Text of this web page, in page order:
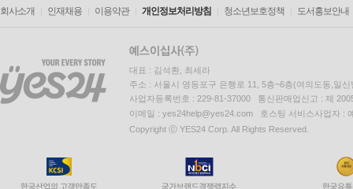
회사소개 인재채용 이용약관 개인정보처리방침 청소년보호정책 도서홍보안내
대표 : 김석환, 최세라
주소 : 서울시 영등포구 은행로 11, 5층~6층(여의도동,일신
사업자등록번호 : 229-81-37000 통신판매업신고 : 제
이메일 : yes24help@yes24.com 호스팅 서비스사업자 :
Copyright ⓒ YES24 Corp. All Rights Reserved.